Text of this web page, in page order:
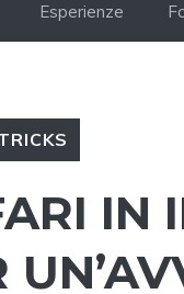
Esperienze
IN